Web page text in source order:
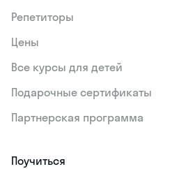
Репетиторы
Цены
Все курсы для детей
Подарочные сертификаты
Партнерская программа
Поучиться